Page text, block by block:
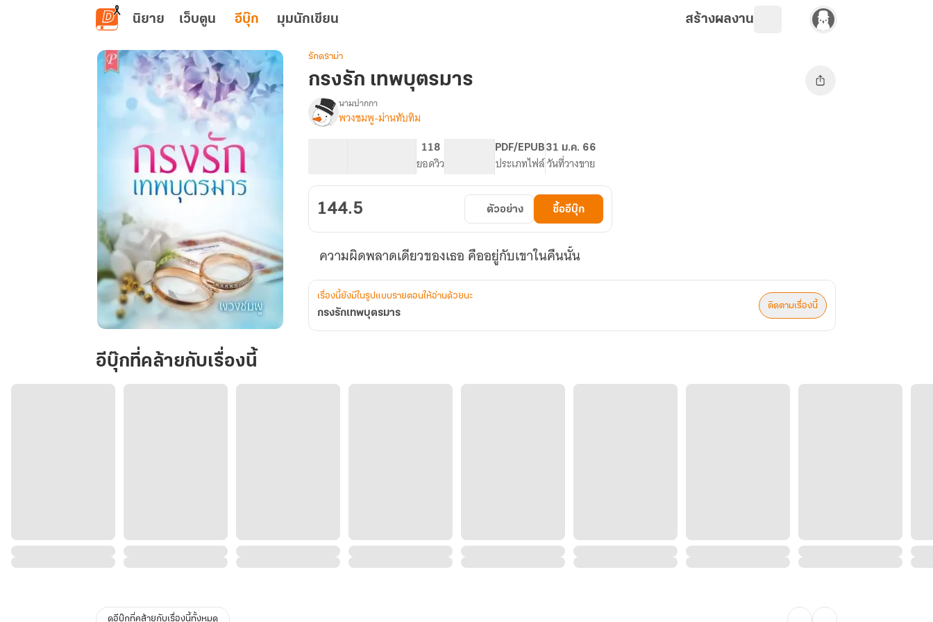
ข้ามไปยังเนื้อหาหลัก
นิยาย เว็บตูน อีบุ๊ก มุมนักเขียน สร้างผลงาน
รัก
เทพ
บุตร
รักดราม่า
กรงรัก เทพบุตรมาร
เรื่อง
กรง
มาร
นามปากกา
พวงชมพู-ม่านทับทิม
118
ยอดวิว
PDF/EPUB
ประเภทไฟล์
31 ม.ค. 66
วันที่วางขาย
144.5 ตัวอย่าง ซื้ออีบุ๊ก
ความผิดพลาดเดียวของเธอ คืออยู่กับเขาในคืนนั้น
เรื่องนี้ยังมีในรูปแบบรายตอนให้อ่านด้วยนะ
กรงรักเทพบุตรมาร
ติดตามเรื่องนี้
อีบุ๊กที่คล้ายกับเรื่องนี้
ดูอีบุ๊กที่คล้ายกับเรื่องนี้ทั้งหมด